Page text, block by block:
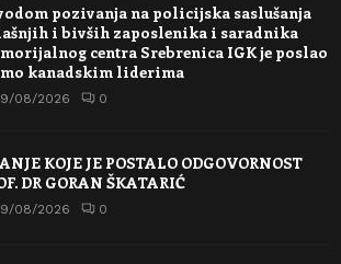
pozivanja na policijska saslušanja
i bivših zaposlenika i saradnika
centra Srebrenica IGK je poslao
kanadskim liderima
08/2026 0
KOJE JE POSTALO ODGOVORNOST
DR GORAN ŠKATARIĆ
08/2026 0